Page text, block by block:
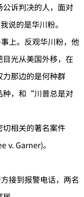
诉判决的人，面对
说的是华川粉。
上。反观华川粉，他
光从美国外移，在
那边的是何种群
种，和“川普总是对
相关的著名案件
Garner)。
接到报警电话，两名